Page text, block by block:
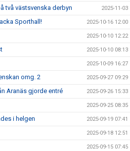
två västsvenska derbyn 2025-11-03
Sporthall! 2025-10-16 12:00
2025-10-10 12:22
2025-10-10 08:13
2025-10-09 16:27
omg. 2 2025-09-27 09:29
Aranäs gjorde entré 2025-09-26 15:33
2025-09-25 08:35
i helgen 2025-09-19 07:41
2025-09-18 12:51
2025-09-15 07:45